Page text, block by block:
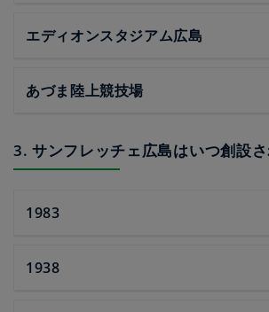
エディオンスタジアム広島
あづま陸上競技場
3. サンフレッチェ広島はいつ創設さ
1983
1938